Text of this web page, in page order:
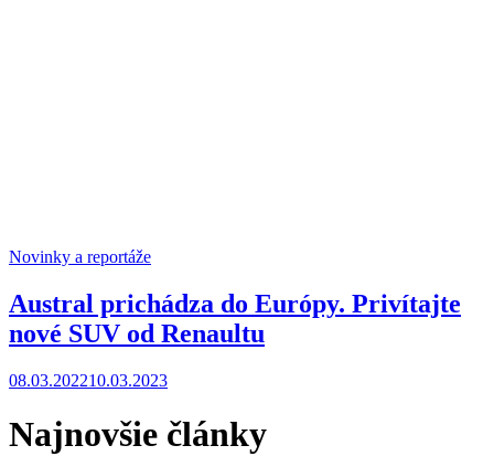
Novinky a reportáže
Austral prichádza do Európy. Privítajte
nové SUV od Renaultu
08.03.202210.03.2023
Najnovšie články